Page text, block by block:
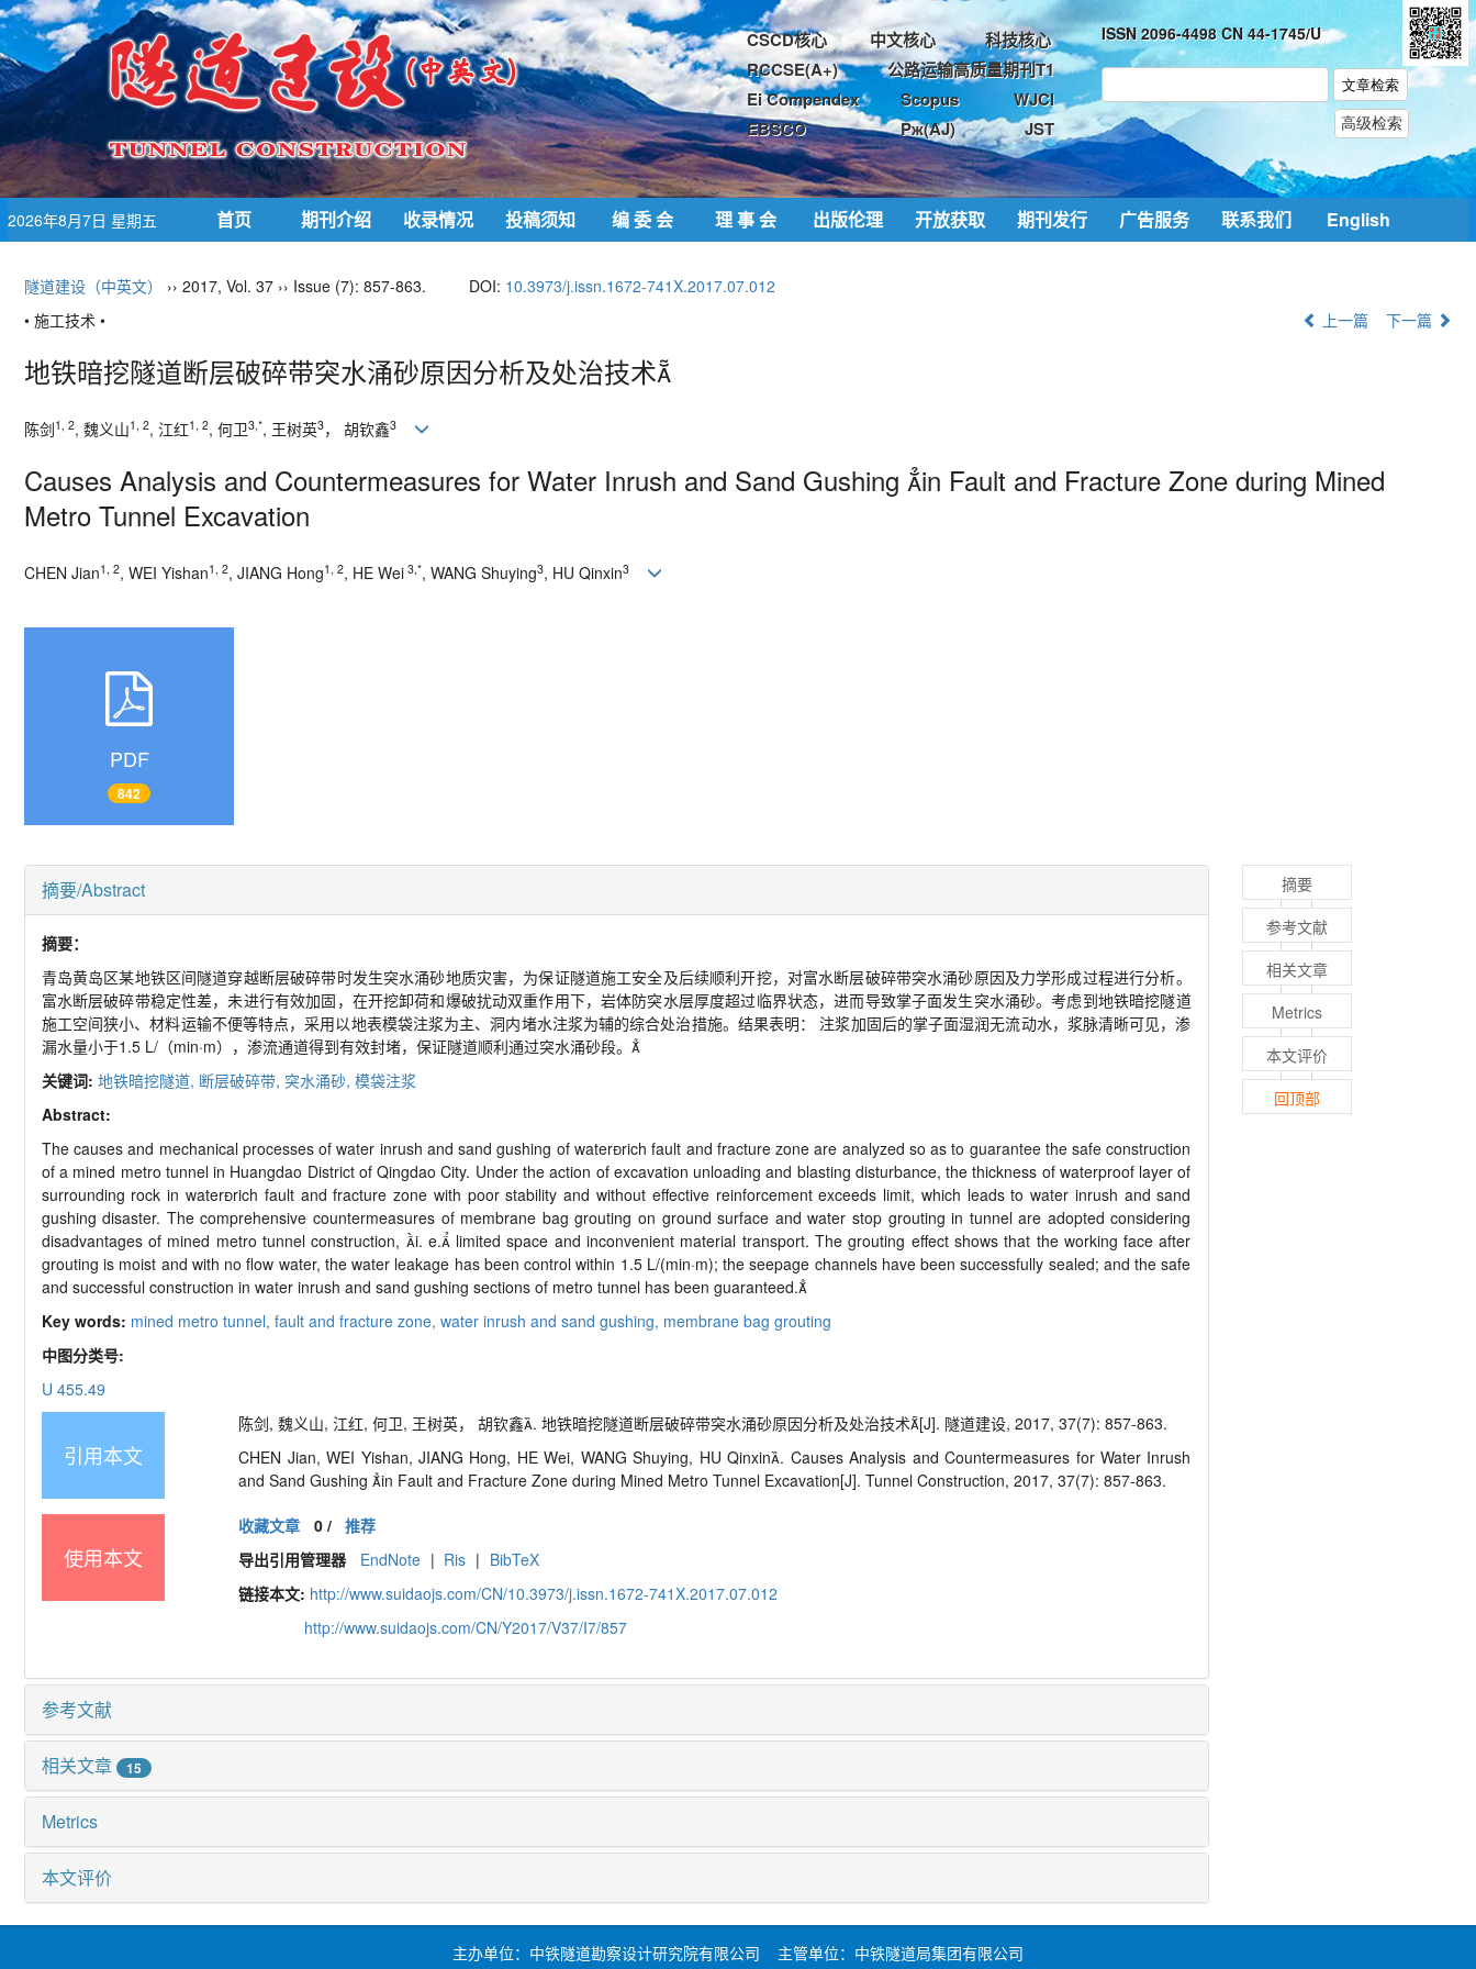
CSCD核心 中文核心
科技核心
RCCSE(A+)
公路运输高质量期刊T1
Ei Compendex
Scopus
WJCI
EBSCO
Pж(AJ) JST
ISSN 2096-4498 CN 44-1745/U
2026年8月7日 星期五 首页 期刊介绍 收录情况 投稿须知 编 委 会 理 事 会 出版伦理 开放获取 期刊发行 广告服务 联系我们 English
隧道建设（中英文） ›› 2017, Vol. 37 ›› Issue (7): 857-863. DOI: 10.3973/j.issn.1672-741X.2017.07.012
• 施工技术 •
上一篇 下一篇
地铁暗挖隧道断层破碎带突水涌砂原因分析及处治技术
陈剑1, 2, 魏义山1, 2, 江红1, 2, 何卫3,*, 王树英3， 胡钦鑫3
Causes Analysis and Countermeasures for Water Inrush and Sand Gushing in Fault and Fracture Zone during Mined
Metro Tunnel Excavation
CHEN Jian1, 2, WEI Yishan1, 2, JIANG Hong1, 2, HE Wei3,*, WANG Shuying3, HU Qinxin3
PDF
842
摘要/Abstract
摘要：
青岛黄岛区某地铁区间隧道穿越断层破碎带时发生突水涌砂地质灾害，为保证隧道施工安全及后续顺利开挖，对富水断层破碎带突水涌砂原因及力学形成过程进行分析。
富水断层破碎带稳定性差，未进行有效加固，在开挖卸荷和爆破扰动双重作用下，岩体防突水层厚度超过临界状态，进而导致掌子面发生突水涌砂。考虑到地铁暗挖隧道
施工空间狭小、材料运输不便等特点，采用以地表模袋注浆为主、洞内堵水注浆为辅的综合处治措施。结果表明： 注浆加固后的掌子面湿润无流动水，浆脉清晰可见，渗
漏水量小于1.5 L/（min·m），渗流通道得到有效封堵，保证隧道顺利通过突水涌砂段。
关键词: 地铁暗挖隧道, 断层破碎带, 突水涌砂, 模袋注浆
Abstract:
The causes and mechanical processes of water inrush and sand gushing of waterrich fault and fracture zone are analyzed so as to guarantee the safe construction
of a mined metro tunnel in Huangdao District of Qingdao City. Under the action of excavation unloading and blasting disturbance, the thickness of waterproof layer of
surrounding rock in waterrich fault and fracture zone with poor stability and without effective reinforcement exceeds limit, which leads to water inrush and sand
gushing disaster. The comprehensive countermeasures of membrane bag grouting on ground surface and water stop grouting in tunnel are adopted considering
disadvantages of mined metro tunnel construction, i. e. limited space and inconvenient material transport. The grouting effect shows that the working face after
grouting is moist and with no flow water, the water leakage has been control within 1.5 L/(min·m); the seepage channels have been successfully sealed; and the safe
and successful construction in water inrush and sand gushing sections of metro tunnel has been guaranteed.
Key words: mined metro tunnel, fault and fracture zone, water inrush and sand gushing, membrane bag grouting
中图分类号:
U 455.49
引用本文
陈剑, 魏义山, 江红, 何卫, 王树英， 胡钦鑫. 地铁暗挖隧道断层破碎带突水涌砂原因分析及处治技术[J]. 隧道建设, 2017, 37(7): 857-863.
CHEN Jian, WEI Yishan, JIANG Hong, HE Wei, WANG Shuying, HU Qinxin. Causes Analysis and Countermeasures for Water Inrush
and Sand Gushing in Fault and Fracture Zone during Mined Metro Tunnel Excavation[J]. Tunnel Construction, 2017, 37(7): 857-863.
使用本文
收藏文章 0/ 推荐
导出引用管理器
EndNote | Ris | BibTeX
链接本文: http://www.suidaojs.com/CN/10.3973/j.issn.1672-741X.2017.07.012
http://www.suidaojs.com/CN/Y2017/V37/I7/857
参考文献
相关文章 15
Metrics
本文评价
摘要
参考文献
相关文章
Metrics
本文评价
回顶部
主办单位：中铁隧道勘察设计研究院有限公司 主管单位：中铁隧道局集团有限公司